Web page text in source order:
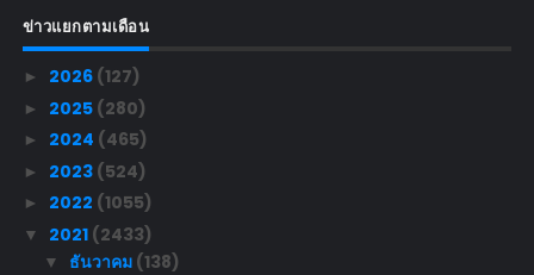
ข่าวแยกตามเดือน
► 2026 (127)
► 2025 (280)
► 2024 (465)
► 2023 (524)
► 2022 (1055)
▼ 2021 (2433)
▼ ธันวาคม (138)